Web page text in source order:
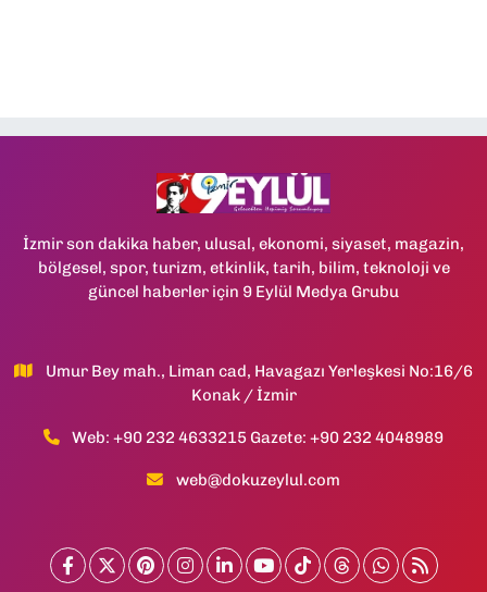
İzmir son dakika haber, ulusal, ekonomi, siyaset, magazin,
bölgesel, spor, turizm, etkinlik, tarih, bilim, teknoloji ve
güncel haberler için 9 Eylül Medya Grubu
Umur Bey mah., Liman cad, Havagazı Yerleşkesi No:16/6
Konak / İzmir
Web: +90 232 4633215 Gazete: +90 232 4048989
web@dokuzeylul.com